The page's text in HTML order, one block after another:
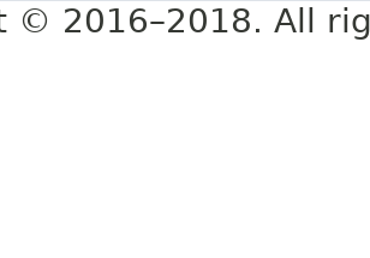
© 2016–2018. All